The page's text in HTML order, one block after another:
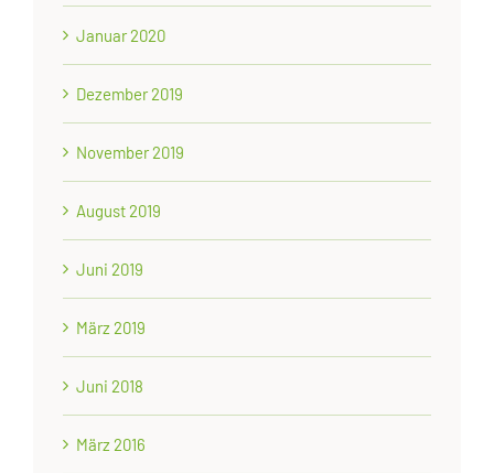
Januar 2020
Dezember 2019
November 2019
August 2019
Juni 2019
März 2019
Juni 2018
März 2016